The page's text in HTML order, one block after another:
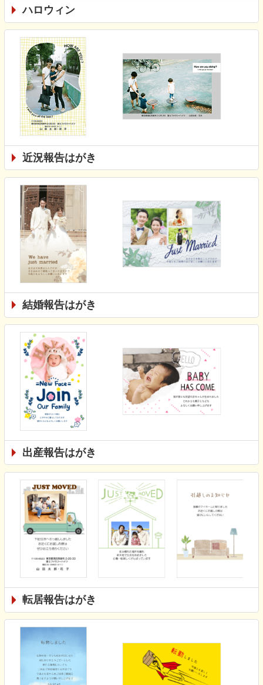
ハロウィン
近況報告はがき
結婚報告はがき
出産報告はがき
転居報告はがき